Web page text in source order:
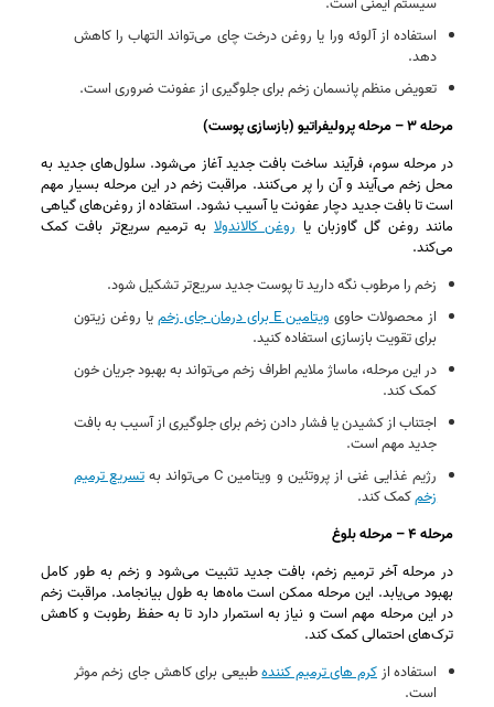
استفاده از آلوئه‌ ورا یا روغن درخت چای می‌تواند التهاب را کاهش
دهد.
تعویض منظم پانسمان زخم برای جلوگیری از عفونت ضروری است.
مرحله ۳ – مرحله پرولیفراتیو (بازسازی پوست)
در مرحله سوم، فرآیند ساخت بافت جدید آغاز می‌شود. سلول‌های جدید به
محل زخم می‌آیند و آن را پر می‌کنند. مراقبت زخم در این مرحله بسیار مهم
است تا بافت جدید دچار عفونت یا آسیب نشود. استفاده از روغن‌های گیاهی
مانند روغن گل گاوزبان یاروغن کالاندولابه ترمیم سریع‌تر بافت کمک
می‌کند.
زخم را مرطوب نگه دارید تا پوست جدید سریع‌تر تشکیل شود.
از محصولات حاویویتامین E برای درمان جای زخم
یا روغن زیتون
برای تقویت بازسازی استفاده کنید.
در این مرحله، ماساژ ملایم اطراف زخم می‌تواند به بهبود جریان خون
کمک کند.
اجتناب از کشیدن یا فشار دادن زخم برای جلوگیری از آسیب به بافت
جدید مهم است.
رژیم غذایی غنی از پروتئین و ویتامین C می‌تواند به
تسریع ترمیم
زخمکمک کند.
مرحله ۴ – مرحله بلوغ
در مرحله آخر ترمیم زخم، بافت جدید تثبیت می‌شود و زخم به‌ طور کامل
بهبود می‌یابد. این مرحله ممکن است ماه‌ها به طول بیانجامد. مراقبت زخم
در این مرحله مهم است و نیاز به استمرار دارد تا به حفظ رطوبت و کاهش
ترک‌های احتمالی کمک کند.
استفاده ازکرم‌ های ترمیم‌ کنندهطبیعی برای کاهش جای زخم موثر
است.